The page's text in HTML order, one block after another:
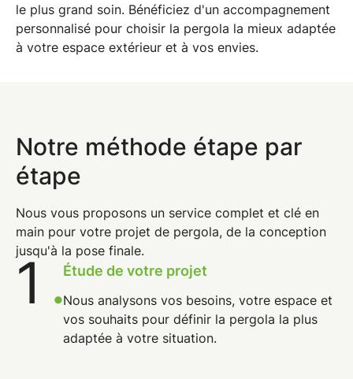
le plus grand soin. Bénéficiez d'un accompagnement
personnalisé pour choisir la pergola la mieux adaptée
à votre espace extérieur et à vos envies.
Notre méthode étape par
étape
Nous vous proposons un service complet et clé en
main pour votre projet de pergola, de la conception
jusqu'à la pose finale.
1 .Étude de votre projet
Nous analysons vos besoins, votre espace et
vos souhaits pour définir la pergola la plus
adaptée à votre situation.